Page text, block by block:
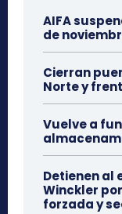
AIFA
de
Cierran
Norte y
Vuelve a
Detienen al
Winckler
forzada y